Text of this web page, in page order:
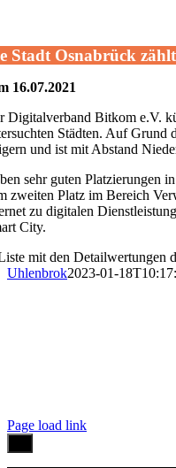
Stadt Osnabrück
16.07.2021
Digitalverband Bitkom e.V.
Städten. Auf Grund
und ist mit Abstand
sehr guten Platzierungen
zweiten Platz im Bereich
zu digitalen
City.
Uhlenbrok2023-01-
Page load link